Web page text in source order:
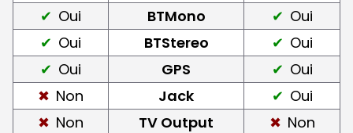
Oui
BTMono
Oui
Oui
BTStereo
Oui
Oui
GPS
Oui
Non
Jack
Oui
Non
TV Output
Non